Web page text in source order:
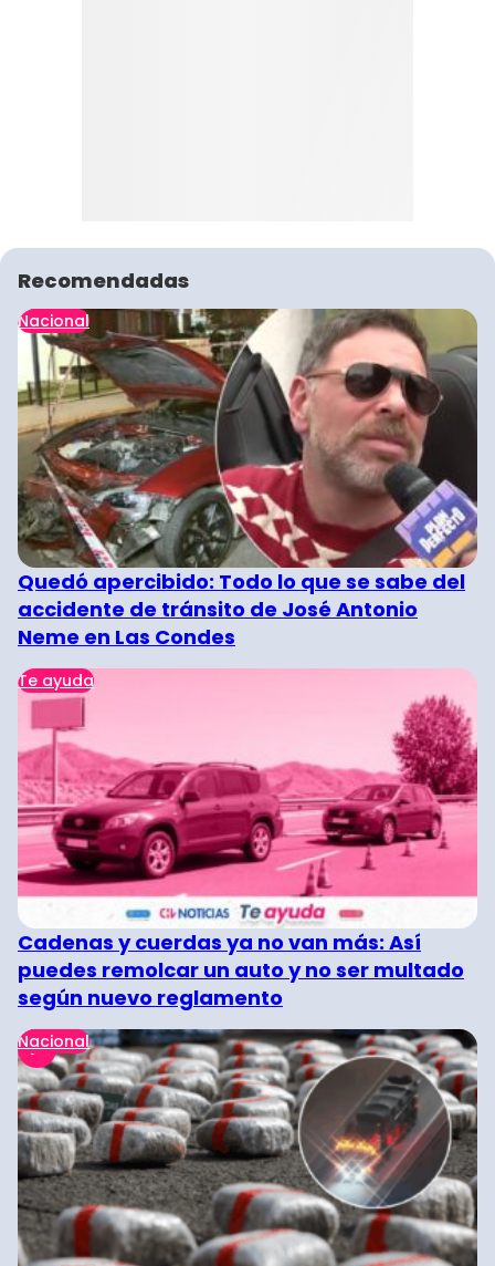
Recomendadas
Nacional
Quedó apercibido: Todo lo que se sabe del
accidente de tránsito de José Antonio
Neme en Las Condes
Te ayuda
Cadenas y cuerdas ya no van más: Así
puedes remolcar un auto y no ser multado
según nuevo reglamento
Nacional